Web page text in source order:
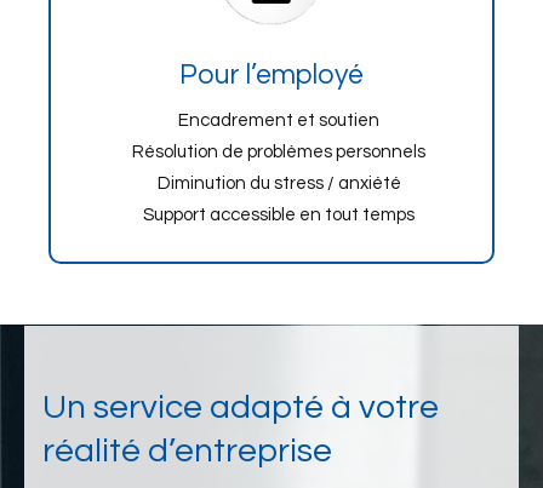
Pour l’employé
Encadrement et soutien
Résolution de problèmes personnels
Diminution du stress / anxiété
Support accessible en tout temps
Un service adapté à votre
réalité d’entreprise